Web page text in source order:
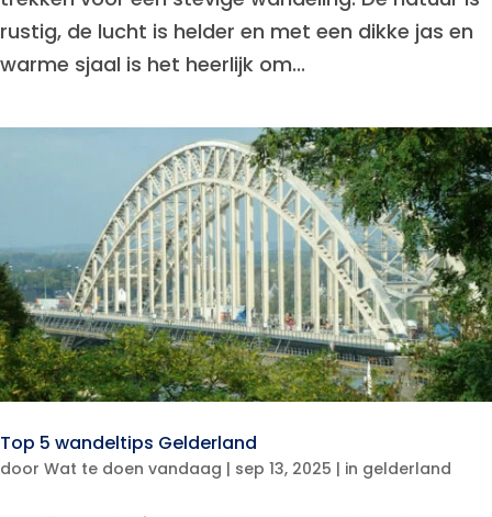
rustig, de lucht is helder en met een dikke jas en
warme sjaal is het heerlijk om...
Top 5 wandeltips Gelderland
door Wat te doen vandaag | sep 13, 2025 | in gelderland